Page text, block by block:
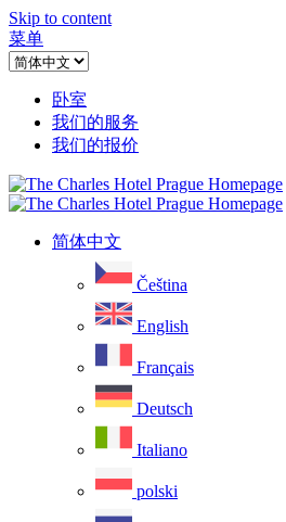
Skip to content
菜单
卧室
我们的服务
我们的报价
简体中文
Čeština
English
Français
Deutsch
Italiano
polski